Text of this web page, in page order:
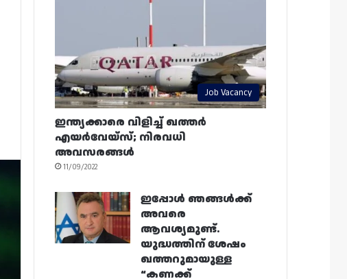
Job Vacancy
ഇന്ത്യക്കാരെ വിളിച്ച് ഖത്തർ
എയർവേയ്‌സ്; നിരവധി
അവസരങ്ങൾ
11/09/2022
ഇപ്പോൾ ഞങ്ങൾക്ക്
അവരെ
ആവശ്യമുണ്ട്.
യുദ്ധത്തിന് ശേഷം
ഖത്തറുമായുള്ള
“കണക്ക്